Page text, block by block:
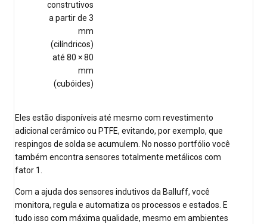
construtivos
a partir de 3
mm
(cilíndricos)
até 80 × 80
mm
(cubóides)
Eles estão disponíveis até mesmo com revestimento
adicional cerâmico ou PTFE, evitando, por exemplo, que
respingos de solda se acumulem. No nosso portfólio você
também encontra sensores totalmente metálicos com
fator 1.
Com a ajuda dos sensores indutivos da Balluff, você
monitora, regula e automatiza os processos e estados. E
tudo isso com máxima qualidade, mesmo em ambientes